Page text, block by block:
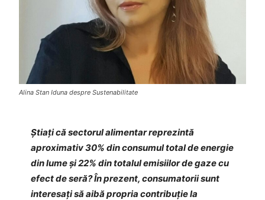
Alina Stan Iduna despre Sustenabilitate
Știați că sectorul alimentar reprezintă
aproximativ 30% din consumul total de energie
din lume și 22% din totalul emisiilor de gaze cu
efect de seră? În prezent, consumatorii sunt
interesați să aibă propria contribuție la